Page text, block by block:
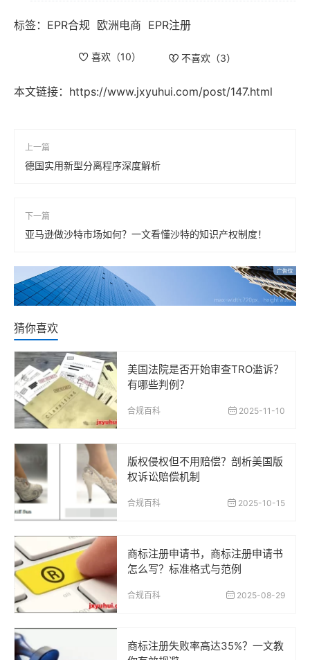
标签： EPR合规 欧洲电商 EPR注册
喜欢（10） 不喜欢（3）
本文链接： https://www.jxyuhui.com/post/147.html
上一篇
德国实用新型分离程序深度解析
下一篇
亚马逊做沙特市场如何？一文看懂沙特的知识产权制度！
猜你喜欢
美国法院是否开始审查TRO滥诉？
有哪些判例？
合规百科 2025-11-10
版权侵权但不用赔偿？剖析美国版
权诉讼赔偿机制
合规百科 2025-10-15
商标注册申请书，商标注册申请书
怎么写？标准格式与范例
合规百科 2025-08-29
商标注册失败率高达35%？一文教